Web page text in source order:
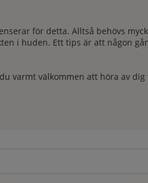
för detta. Alltså behövs
i huden. Ett tips är att någon
varmt välkommen att höra av